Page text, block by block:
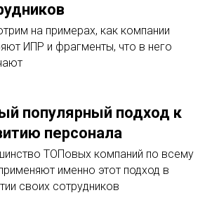
на примерах, как компании
ИПР и фрагменты, что в него
популярный подход к
персонала
ТОПовых компаний по всему
именно этот подход в
своих сотрудников